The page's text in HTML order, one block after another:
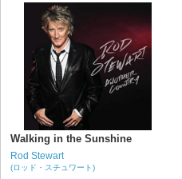
Walking in the Sunshine
Rod Stewart
(ロッド・スチュワート)